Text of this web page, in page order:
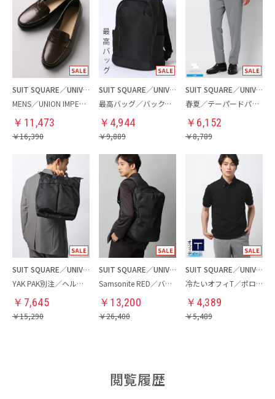
SUIT SQUARE／UNIVERSAL LANGUAGE
MENS／UNION IMPERIAL監修／コインローファー
￥ 11,473
￥16,390
SUIT SQUARE／UNIVERSAL LANGUAGE
最高バッグ／バックパック
￥ 4,944
￥9,889
SUIT SQUARE／UNIVERSAL LANGUAGE
春夏／テーパードパンツ
￥ 6,152
￥8,789
SUIT SQUARE／UNIVERSAL LANGUAGE
YAK PAK別注／ヘルメットバッグ
￥ 7,645
￥15,290
SUIT SQUARE／UNIVERSAL LANGUAGE
Samsonite RED／バックパック
￥ 13,200
￥26,400
SUIT SQUARE／UNIVERSAL LANGUAGE
冷たいオフィT／ポロシャツ
￥ 4,389
￥5,489
閲覧履歴